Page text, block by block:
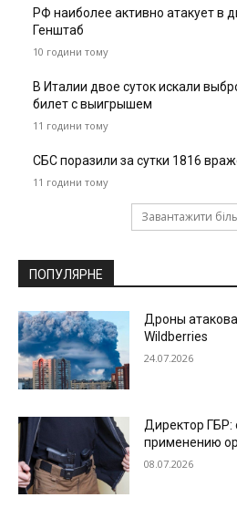
РФ наиболее активно атакует в
Генштаб
10 години тому
В Италии двое суток искали
билет с выигрышем
11 години тому
СБС поразили за сутки 1816
11 години тому
Завантажити
ПОПУЛЯРНЕ
Дроны
Wildberries
24.07.2026
Директор ГБР:
применению
08.07.2026